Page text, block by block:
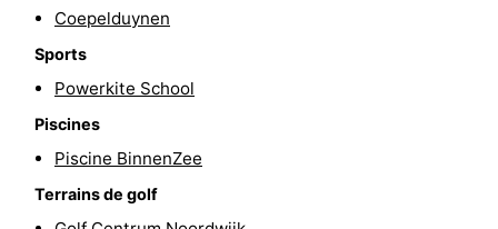
vélo
Équitation
Terrains
golf
Surfen
Peche
Coepelduynen
Sports
Powerkite School
Piscines
Piscine BinnenZee
Terrains de golf